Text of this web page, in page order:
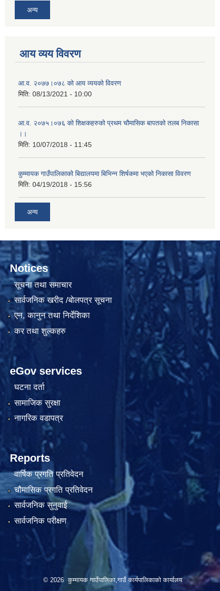
अन्य
आय व्यय विवरण
आ.व. २०७७।०७८ को आय व्ययको विवरण
मिति: 08/13/2021 - 10:00
आ.व. २०७५।०७६ को शिक्षकहरुको प्रथम चौमासिक बापतको तलब निकासा
।।
मिति: 10/07/2018 - 11:45
कुम्मायक गाउँपालिकाको बिद्यालयमा बिभिन्न शिर्षकमा भएको निकासा विवरण
मिति: 04/19/2018 - 15:56
अन्य
Notices
सूचना तथा समाचार
सार्वजनिक खरीद /बोलपत्र सूचना
एन, कानुन तथा निर्देशिका
कर तथा शुल्कहरु
eGov services
घटना दर्ता
सामाजिक सुरक्षा
नागरिक वडापत्र
Reports
वार्षिक प्रगति प्रतिवेदन
चौमासिक प्रगति प्रतिवेदन
सार्वजनिक सुनुवाई
सार्वजनिक परीक्षण
© 2026 कुम्मायक गाउँपालिका,गाउँ कार्यपालिकाको कार्यालय